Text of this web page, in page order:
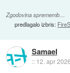
Zgodovina sprememb…
predlagalo izbris:
Samael
:: 12. apr